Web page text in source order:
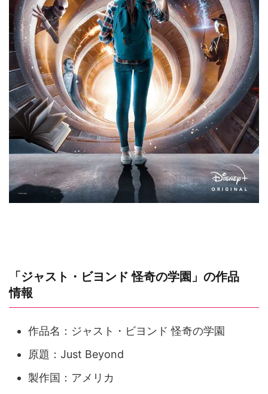
「ジャスト・ビヨンド 怪奇の学園」の作品
情報
作品名：ジャスト・ビヨンド 怪奇の学園
原題：Just Beyond
製作国：アメリカ